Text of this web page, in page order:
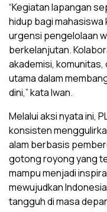
“Kegiatan lapangan
hidup bagi mahasiswa
urgensi pengelolaan
berkelanjutan.
akademisi, komunitas,
utama dalam
dini,” kata Iwan.
Melalui aksi nyata ini,
konsisten
alam berbasis
gotong royong yang
mampu menjadi
mewujudkan
tangguh di masa